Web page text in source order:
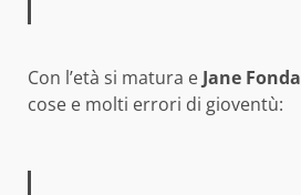
Con l’età si matura e Jane Fonda
cose e molti errori di gioventù: